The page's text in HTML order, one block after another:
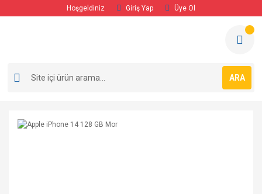
Hoşgeldiniz Giriş Yap Üye Ol
ARA